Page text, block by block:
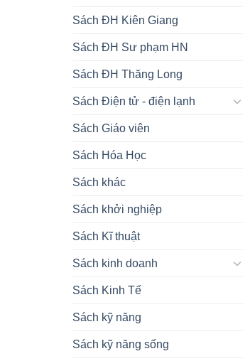
Sách ĐH Kiên Giang
Sách ĐH Sư phạm HN
Sách ĐH Thăng Long
Sách Điện tử - điện lạnh
Sách Giáo viên
Sách Hóa Học
Sách khác
Sách khởi nghiệp
Sách Kĩ thuật
Sách kinh doanh
Sách Kinh Tế
Sách kỹ năng
Sách kỹ năng sống